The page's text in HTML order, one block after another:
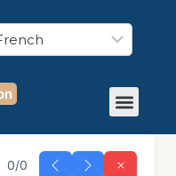
0/0